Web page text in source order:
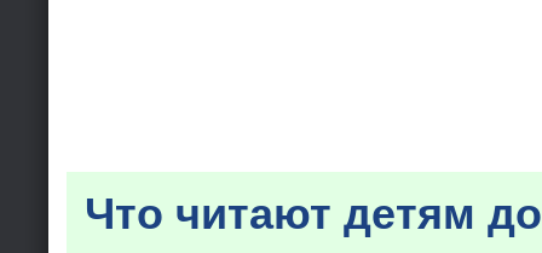
Что читают детям